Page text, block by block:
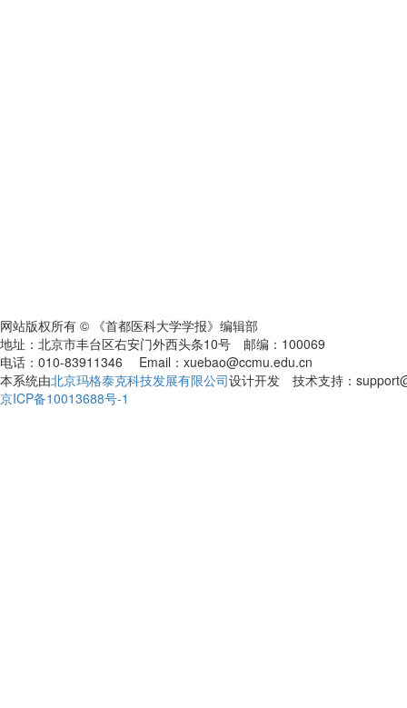
网站版权所有 © 《首都医科大学学报》编辑部
地址：北京市丰台区右安门外西头条10号 邮编：100069
电话：010-83911346 Email：xuebao@ccmu.edu.cn
本系统由北京玛格泰克科技发展有限公司设计开发 技术支持：
京ICP备10013688号-1